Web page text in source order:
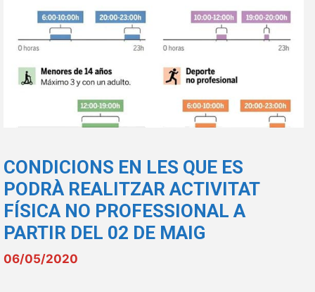
CONDICIONS EN LES QUE ES
PODRÀ REALITZAR ACTIVITAT
FÍSICA NO PROFESSIONAL A
PARTIR DEL 02 DE MAIG
06/05/2020